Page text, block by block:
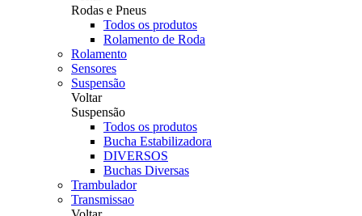
Rodas e Pneus
Todos os produtos
Rolamento de Roda
Rolamento
Sensores
Suspensão
Voltar
Suspensão
Todos os produtos
Bucha Estabilizadora
DIVERSOS
Buchas Diversas
Trambulador
Transmissao